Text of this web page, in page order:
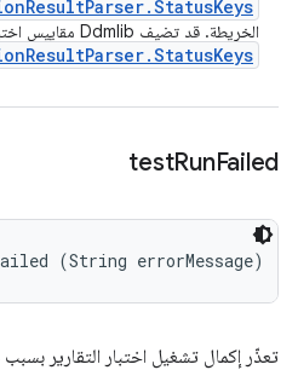
ResultParser.StatusKeys
الخريطة. قد تضيف Ddmlib مقاييس اختبار إضافية محدّدة في
ResultParser.StatusKeys
testRunFailed
(String errorMessage)
تعذّر إكمال تشغيل اختبار التقارير